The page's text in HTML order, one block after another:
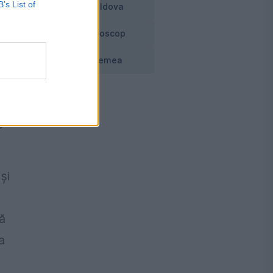
List of
Moldova
Horoscop
Vremea